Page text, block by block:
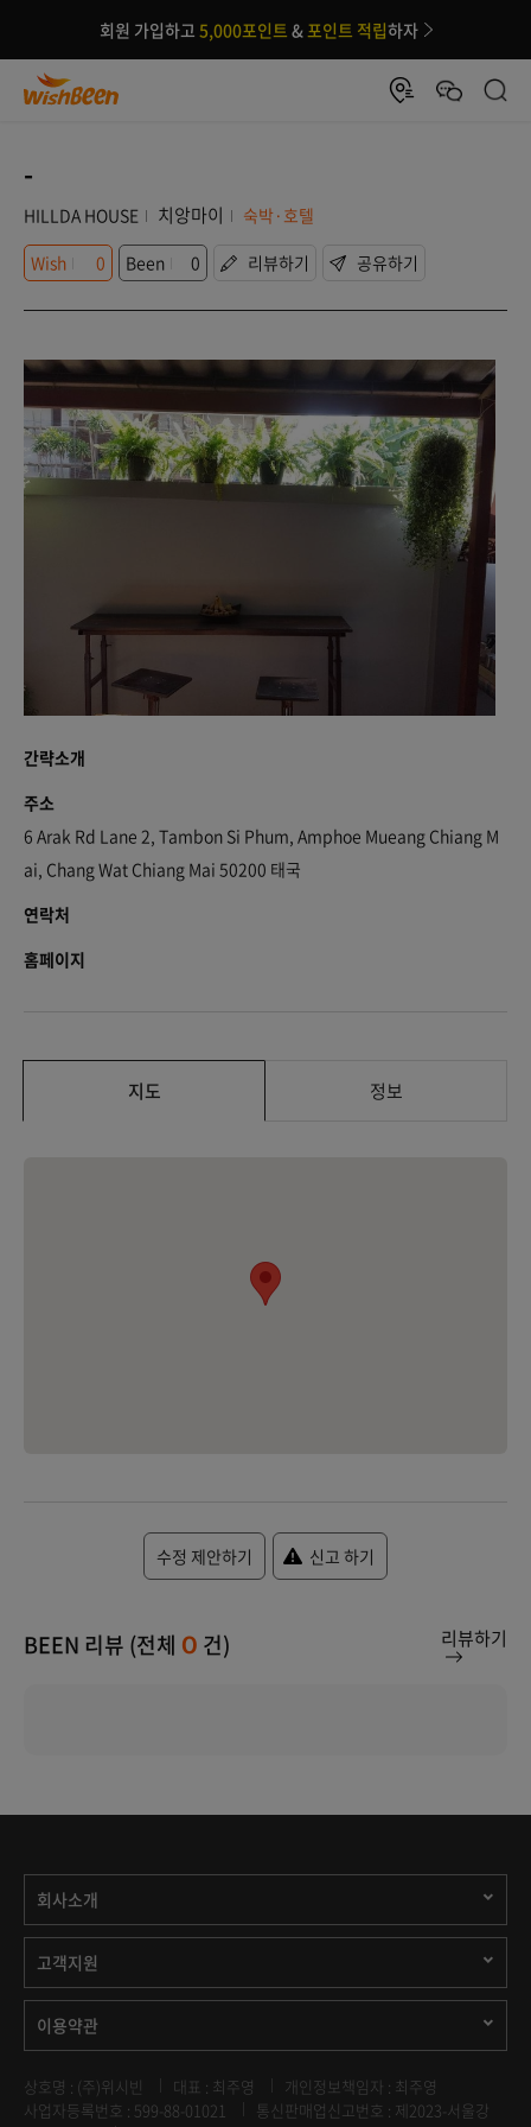
회원 가입하고 5,000포인트 &포인트 적립하자
-
HILLDA HOUSE 치앙마이
숙박·호텔
Wish
0 Been 0 리뷰하기 공유하기
간략소개
주소
6 Arak Rd Lane 2, Tambon Si Phum, Amphoe Mueang Chiang M
ai, Chang Wat Chiang Mai 50200 태국
연락처
홈페이지
지도 정보
수정 제안하기 신고 하기
BEEN 리뷰 (전체 0 건) 리뷰하기
회사소개
고객지원
이용약관
상호명 : (주)위시빈 대표 : 최주영
개인정보책임자 : 최주영
사업자등록번호 : 599-88-01021
통신판매업신고번호 : 제2023-서울강